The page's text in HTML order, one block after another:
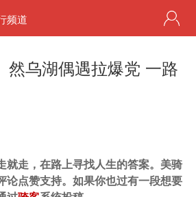
频道
然乌湖偶遇拉爆党 一路
就走，在路上寻找人生的答案。美骑
论点赞支持。如果你也过有一段想要